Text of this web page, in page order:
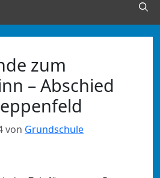
zum
– Abschied
von Grundschule